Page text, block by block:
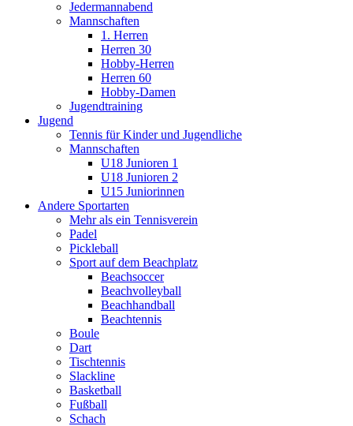
Jedermannabend
Mannschaften
1. Herren
Herren 30
Hobby-Herren
Herren 60
Hobby-Damen
Jugendtraining
Jugend
Tennis für Kinder und Jugendliche
Mannschaften
U18 Junioren 1
U18 Junioren 2
U15 Juniorinnen
Andere Sportarten
Mehr als ein Tennisverein
Padel
Pickleball
Sport auf dem Beachplatz
Beachsoccer
Beachvolleyball
Beachhandball
Beachtennis
Boule
Dart
Tischtennis
Slackline
Basketball
Fußball
Schach